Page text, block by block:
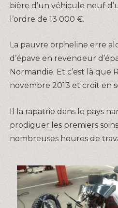
bière d’un véhicule neuf
l’ordre de 13 000 €.
La pauvre orpheline erre
d’épave en revendeur
Normandie. Et c’est là que
novembre 2013 et croit en
Il la rapatrie dans le pays
prodiguer les premiers
nombreuses heures de